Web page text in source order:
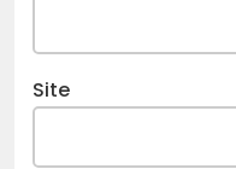
Site